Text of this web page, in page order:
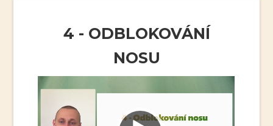
4 - ODBLOKOVÁNÍ
NOSU